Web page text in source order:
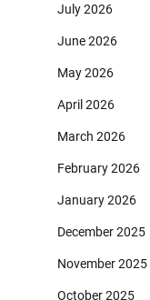
July 2026
June 2026
May 2026
April 2026
March 2026
February 2026
January 2026
December 2025
November 2025
October 2025